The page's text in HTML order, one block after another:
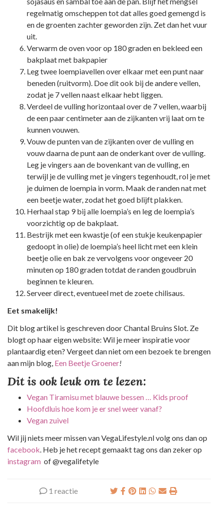
regelmatig omscheppen tot dat alles goed gemengd is
en de groenten zachter geworden zijn. Zet dan het vuur
uit.
Verwarm de oven voor op 180 graden en bekleed een
bakplaat met bakpapier
Leg twee loempiavellen over elkaar met een punt naar
beneden (ruitvorm). Doe dit ook bij de andere vellen,
zodat je 7 vellen naast elkaar hebt liggen.
Verdeel de vulling horizontaal over de 7 vellen, waarbij
de een paar centimeter aan de zijkanten vrij laat om te
kunnen vouwen.
Vouw de punten van de zijkanten over de vulling en
vouw daarna de punt aan de onderkant over de vulling.
Leg je vingers aan de bovenkant van de vulling, en
terwijl je de vulling met je vingers tegenhoudt, rol je met
je duimen de loempia in vorm. Maak de randen nat met
een beetje water, zodat het goed blijft plakken.
Herhaal stap 9 bij alle loempia’s en leg de loempia’s
voorzichtig op de bakplaat.
Bestrijk met een kwastje (of een stukje keukenpapier
gedoopt in olie) de loempia’s heel licht met een klein
beetje olie en bak ze vervolgens voor ongeveer 20
minuten op 180 graden totdat de randen goudbruin
beginnen te kleuren.
Serveer direct, eventueel met de zoete chilisaus.
Eet smakelijk!
Dit blog artikel is geschreven door Chantal Bruins Slot. Ze
blogt op haar eigen website: Wil je meer inspiratie voor
plantaardig eten? Vergeet dan niet om een bezoek te brengen
aan mijn blog, Een Beetje Groener!
Dit is ook leuk om te lezen:
Vegan Tiramisu met blauwe bessen … Kids proof
Hoofdluis hoe kom je er snel weer vanaf?
Vegan zuivel
Wil jij niets meer missen van VegaLifestyle.nl volg ons dan op
facebook . Heb je het recept gemaakt tag ons dan zeker op
instagram of @vegalifetyle
1 reactie